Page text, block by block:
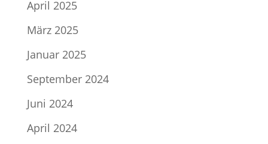
April 2025
März 2025
Januar 2025
September 2024
Juni 2024
April 2024